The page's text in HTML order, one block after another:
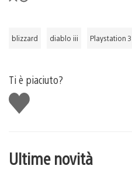
blizzard diablo iii Playstation 3
Ti è piaciuto?
Mi
piace
Ultime novità